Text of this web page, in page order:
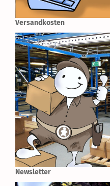
Versandkosten
Newsletter